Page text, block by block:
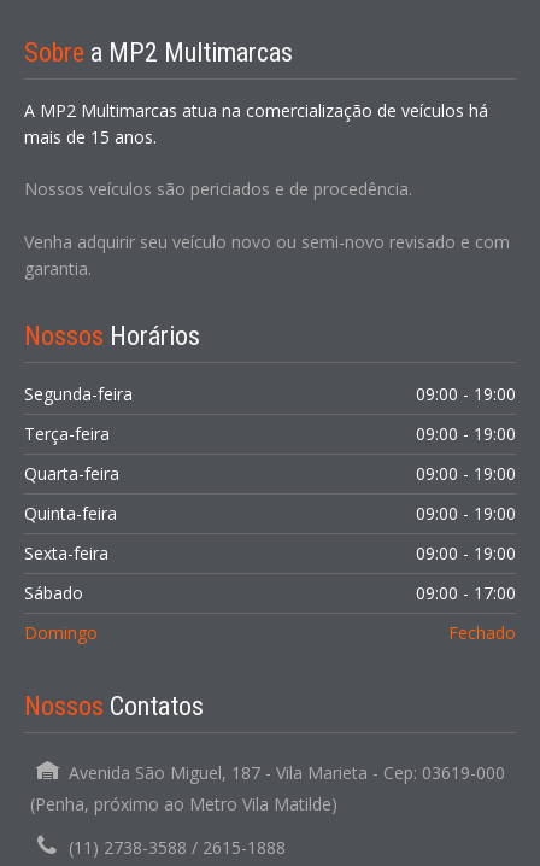
Sobre a MP2 Multimarcas
A MP2 Multimarcas atua na comercialização de veículos há
mais de 15 anos.
Nossos veículos são periciados e de procedência.
Venha adquirir seu veículo novo ou semi-novo revisado e com
garantia.
Nossos Horários
Segunda-feira
09:00 - 19:00
Terça-feira
09:00 - 19:00
Quarta-feira
09:00 - 19:00
Quinta-feira
09:00 - 19:00
Sexta-feira
09:00 - 19:00
Sábado
09:00 - 17:00
Domingo
Fechado
Nossos Contatos
Avenida São Miguel, 187 - Vila Marieta - Cep: 03619-000
(Penha, próximo ao Metro Vila Matilde)
(11) 2738-3588 / 2615-1888